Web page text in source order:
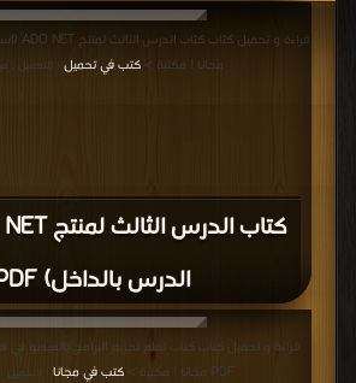
| مكتبة >كتب في| التحميل : مرة/مرات
الدرس بالداخل) PDF
مجانا | مكتبة >كتب في تحميل | التحميل :
قراءة و تحميل كتاب كتاب تعلم تحزيم البرامج بالفيديو
PDF مجانا | مكتبة >
كتب في مجانا |